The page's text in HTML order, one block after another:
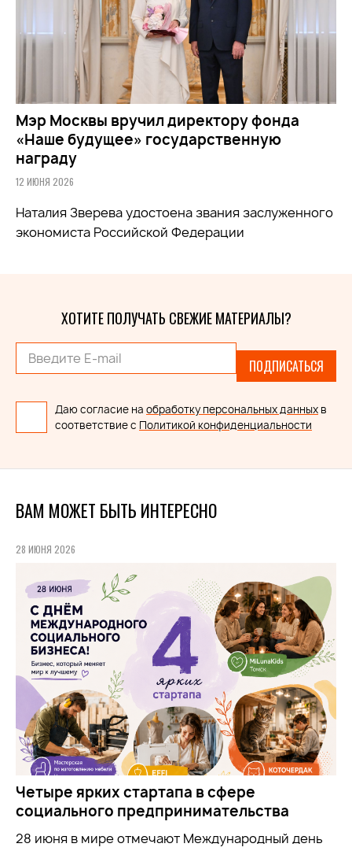
Мэр Москвы вручил директору фонда
«Наше будущее» государственную
награду
12 ИЮНЯ 2026
Наталия Зверева удостоена звания заслуженного
экономиста Российской Федерации
ХОТИТЕ ПОЛУЧАТЬ СВЕЖИЕ МАТЕРИАЛЫ?
ПОДПИСАТЬСЯ
Даю согласие на обработку персональных данных в
соответствие с Политикой конфиденциальности
ВАМ МОЖЕТ БЫТЬ ИНТЕРЕСНО
28 ИЮНЯ 2026
Четыре ярких стартапа в сфере
социального предпринимательства
28 июня в мире отмечают Международный день